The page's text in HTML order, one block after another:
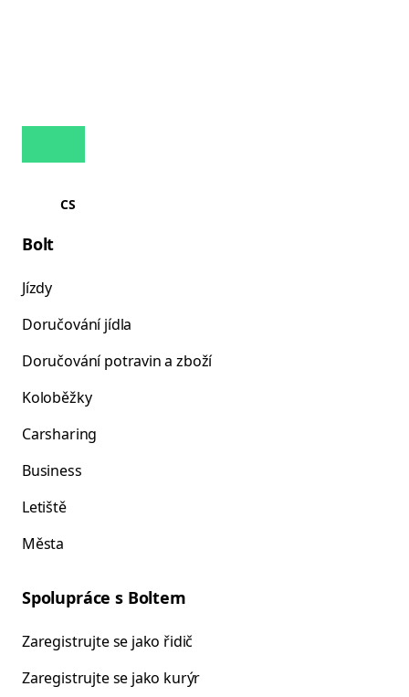
CS
Bolt
Jízdy
Doručování jídla
Doručování potravin a zboží
Koloběžky
Carsharing
Business
Letiště
Města
Spolupráce s Boltem
Zaregistrujte se jako řidič
Zaregistrujte se jako kurýr